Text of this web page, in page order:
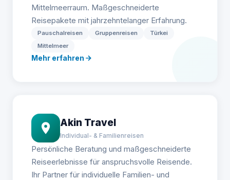
Mittelmeerraum. Maßgeschneiderte
Reisepakete mit jahrzehntelanger Erfahrung.
Pauschalreisen Gruppenreisen
Türkei
Mittelmeer
Mehr erfahren
Akin Travel
Individual- & Familienreisen
Persönliche Beratung und maßgeschneiderte
Reiseerlebnisse für anspruchsvolle Reisende.
Ihr Partner für individuelle Familien- und